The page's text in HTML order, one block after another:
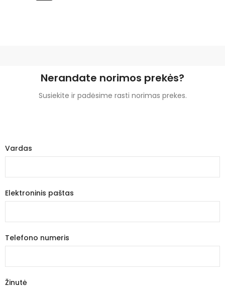
Nerandate norimos prekės?
Susiekite ir padėsime rasti norimas prekes.
Vardas
Elektroninis paštas
Telefono numeris
Žinutė